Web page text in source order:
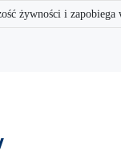
żywności i zapobiega